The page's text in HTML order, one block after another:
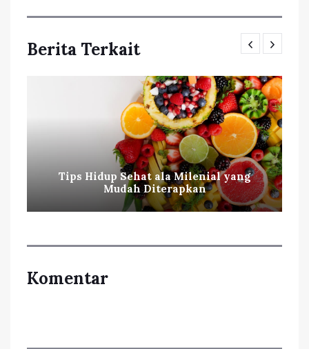
Berita Terkait
Tips Hidup Sehat ala Milenial yang
Mudah Diterapkan
Komentar